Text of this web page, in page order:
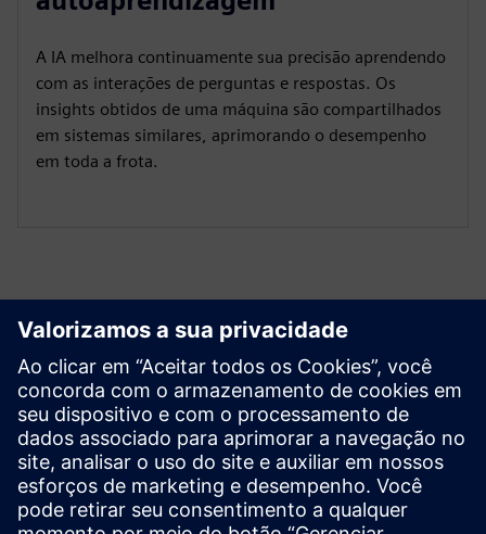
A IA melhora continuamente sua precisão aprendendo
com as interações de perguntas e respostas. Os
insights obtidos de uma máquina são compartilhados
em sistemas similares, aprimorando o desempenho
em toda a frota.
Explore recursos e
produtos relacionados
Informações e recursos adicionais
Masco PI: Brochura